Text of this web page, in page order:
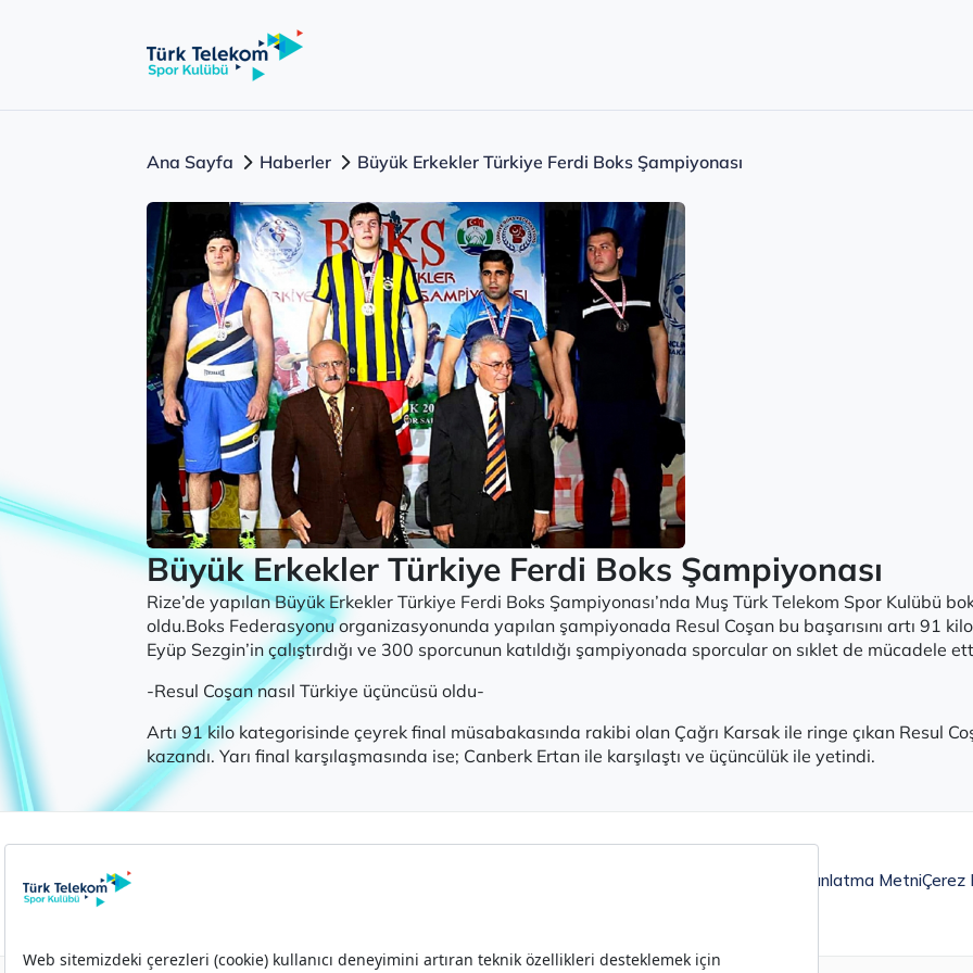
Ana Sayfa Haberler Büyük Erkekler Türkiye Ferdi Boks Şampiyonası
Büyük Erkekler Türkiye Ferdi Boks Şampiyonası
Rize’de yapılan Büyük Erkekler Türkiye Ferdi Boks Şampiyonası’nda Muş Türk Telekom Spor Kulübü
oldu.Boks Federasyonu organizasyonunda yapılan şampiyonada Resul Coşan bu başarısını artı 91
Eyüp Sezgin’in çalıştırdığı ve 300 sporcunun katıldığı şampiyonada sporcular on sıklet de mücadele
-Resul Coşan nasıl Türkiye üçüncüsü oldu-
Artı 91 kilo kategorisinde çeyrek final müsabakasında rakibi olan Çağrı Karsak ile ringe çıkan Resul
kazandı. Yarı final karşılaşmasında ise; Canberk Ertan ile karşılaştı ve üçüncülük ile yetindi.
Aydınlatma MetniÇerez